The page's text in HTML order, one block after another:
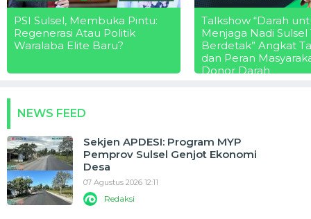
PSI Sulsel, Membuka Pintu:
Regenerasi Atau Politik
Waralaba Elite Baru?
Talkshow “Darah
Menjaga Nadi Sulsel
Berdetak” Angkat
dan Peran
Donor Darah
NEWS FEED
Sekjen APDESI: Program MYP
Pemprov Sulsel Genjot Ekonomi
Desa
07 Agustus 2026 12:11
Redaksi